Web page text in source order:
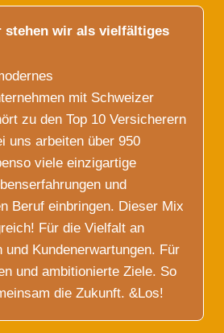
stehen wir als vielfältiges
mit Schweizer
zu den Top 10 Versicherern
uns arbeiten über 950
viele einzigartige
und
Beruf einbringen. Dieser Mix
Für die Vielfalt an
und Kundenerwartungen. Für
und ambitionierte Ziele. So
die Zukunft. &Los!